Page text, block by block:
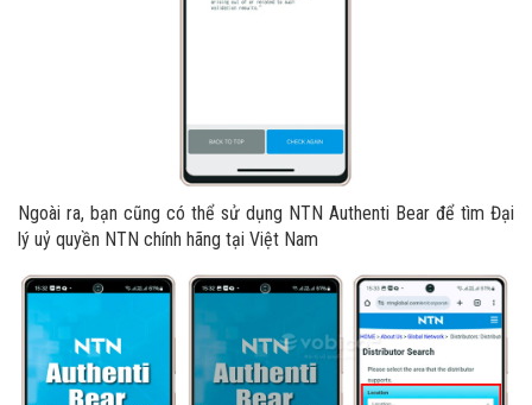
Ngoài ra, bạn cũng có thể sử dụng NTN Authenti Bear để tìm Đại
lý uỷ quyền NTN chính hãng tại Việt Nam